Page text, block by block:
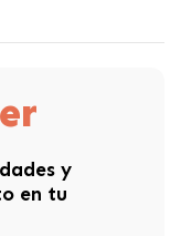
y
en tu